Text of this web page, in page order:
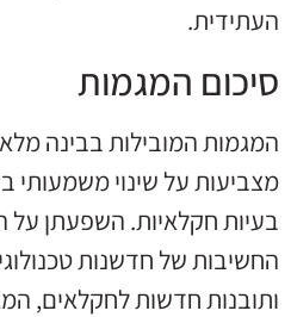
העתידית.
סיכום המגמות
המגמות המובילות בבינה
מצביעות על שינוי
בעיות חקלאיות. השפעתן
החשיבות של חדשנות
ותובנות חדשות לחקלאים,